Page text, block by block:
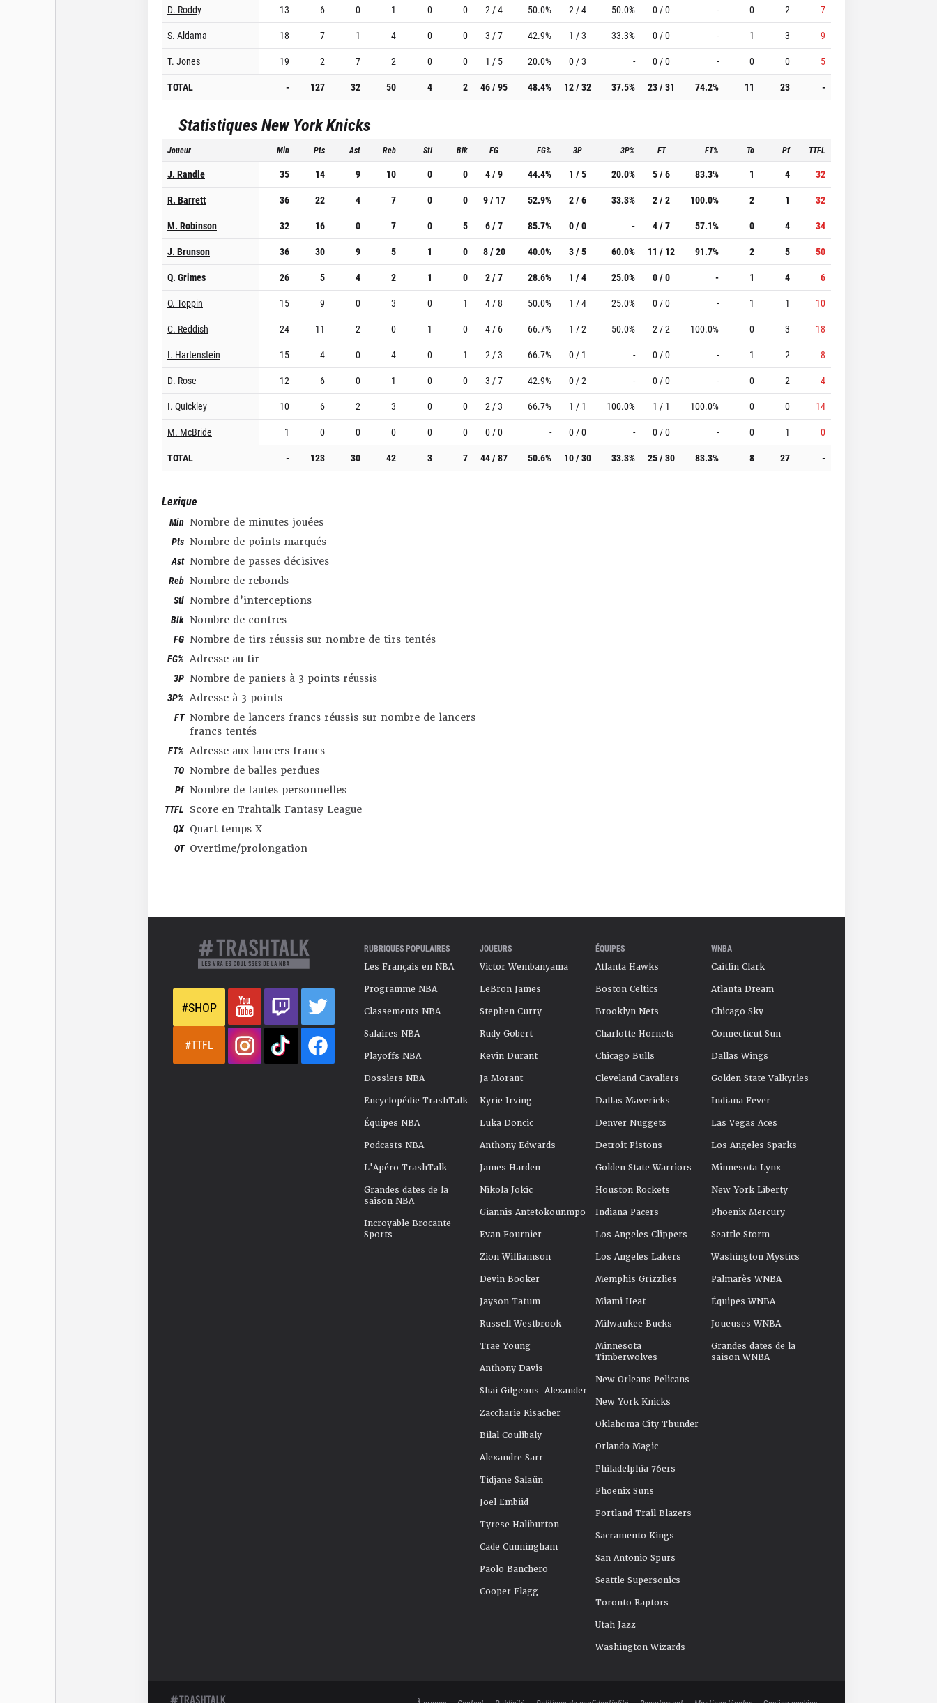
D. Roddy
13 6 0 1 0 0 2 / 4 50.0% 2 / 4 50.0% 0 / 0 - 0 2
7
S. Aldama
18 7 1 4 0 0 3 / 7 42.9% 1 / 3 33.3% 0 / 0 - 1 3
9
T. Jones
19 2 7 2 0 0 1 / 5 20.0% 0 / 3 - 0 / 0 - 0 0
5
TOTAL
- 127 32 50 4 2 46 / 95 48.4% 12 / 32 37.5% 23 / 31 74.2% 11 23 -
StatistiquesNew York Knicks
Joueur Min Pts Ast Reb Stl Blk FG FG% 3P 3P% FT FT% To Pf TTFL
J. Randle 35 14 9 10 0 0 4 / 9 44.4% 1 / 5 20.0% 5 / 6 83.3% 1 4
32
R. Barrett
36 22 4 7 0 0 9 / 17 52.9% 2 / 6 33.3% 2 / 2 100.0% 2 1
32
M. Robinson
32 16 0 7 0 5 6 / 7 85.7% 0 / 0 - 4 / 7 57.1% 0 4
34
J. Brunson
36 30 9 5 1 0 8 / 20 40.0% 3 / 5 60.0% 11 / 12 91.7% 2 5
50
Q. Grimes
26 5 4 2 1 0 2 / 7 28.6% 1 / 4 25.0% 0 / 0 - 1 4
6
O. Toppin
15 9 0 3 0 1 4 / 8 50.0% 1 / 4 25.0% 0 / 0 - 1 1
10
C. Reddish
24 11 2 0 1 0 4 / 6 66.7% 1 / 2 50.0% 2 / 2 100.0% 0 3
18
I. Hartenstein
15 4 0 4 0 1 2 / 3 66.7% 0 / 1 - 0 / 0 - 1 2
8
D. Rose
12 6 0 1 0 0 3 / 7 42.9% 0 / 2 - 0 / 0 - 0 2
4
I. Quickley
10 6 2 3 0 0 2 / 3 66.7% 1 / 1 100.0% 1 / 1 100.0% 0 0
14
M. McBride
1 0 0 0 0 0 0 / 0 - 0 / 0 - 0 / 0 - 0 1
0
TOTAL
- 123 30 42 3 7 44 / 87 50.6% 10 / 30 33.3% 25 / 30 83.3% 8 27 -
Lexique
Min Nombre de minutes jouées
Pts Nombre de points marqués
Ast Nombre de passes décisives
Reb Nombre de rebonds
Stl Nombre d’interceptions
Blk Nombre de contres
FG Nombre de tirs réussis sur nombre de tirs tentés
FG% Adresse au tir
3P Nombre de paniers à 3 points réussis
3P% Adresse à 3 points
FT Nombre de lancers francs réussis sur nombre de lancers
francs tentés
FT% Adresse aux lancers francs
TO Nombre de balles perdues
Pf Nombre de fautes personnelles
TTFL Score en Trahtalk Fantasy League
QX Quart temps X
OT Overtime/prolongation
#SHOP
#TTFL
RUBRIQUES POPULAIRES
Les Français en NBA
Programme NBA
Classements NBA
Salaires NBA
Playoffs NBA
Dossiers NBA
Encyclopédie TrashTalk
Équipes NBA
Podcasts NBA
L'Apéro TrashTalk
Grandes dates de la
saison NBA
Incroyable Brocante
Sports
JOUEURS
Victor Wembanyama
LeBron James
Stephen Curry
Rudy Gobert
Kevin Durant
Ja Morant
Kyrie Irving
Luka Doncic
Anthony Edwards
James Harden
Nikola Jokic
Giannis Antetokounmpo
Evan Fournier
Zion Williamson
Devin Booker
Jayson Tatum
Russell Westbrook
Trae Young
Anthony Davis
Shai Gilgeous-Alexander
Zaccharie Risacher
Bilal Coulibaly
Alexandre Sarr
Tidjane Salaün
Joel Embiid
Tyrese Haliburton
Cade Cunningham
Paolo Banchero
Cooper Flagg
ÉQUIPES
Atlanta Hawks
Boston Celtics
Brooklyn Nets
Charlotte Hornets
Chicago Bulls
Cleveland Cavaliers
Dallas Mavericks
Denver Nuggets
Detroit Pistons
Golden State Warriors
Houston Rockets
Indiana Pacers
Los Angeles Clippers
Los Angeles Lakers
Memphis Grizzlies
Miami Heat
Milwaukee Bucks
Minnesota
Timberwolves
New Orleans Pelicans
New York Knicks
Oklahoma City Thunder
Orlando Magic
Philadelphia 76ers
Phoenix Suns
Portland Trail Blazers
Sacramento Kings
San Antonio Spurs
Seattle Supersonics
Toronto Raptors
Utah Jazz
Washington Wizards
WNBA
Caitlin Clark
Atlanta Dream
Chicago Sky
Connecticut Sun
Dallas Wings
Golden State Valkyries
Indiana Fever
Las Vegas Aces
Los Angeles Sparks
Minnesota Lynx
New York Liberty
Phoenix Mercury
Seattle Storm
Washington Mystics
Palmarès WNBA
Équipes WNBA
Joueuses WNBA
Grandes dates de la
saison WNBA